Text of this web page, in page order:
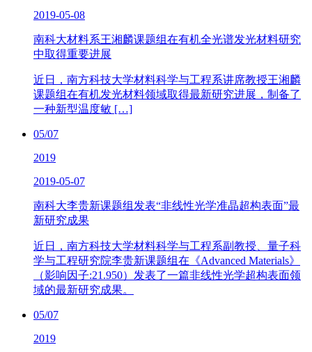
2019-05-08
南科大材料系王湘麟课题组在有机全光谱发光材料研究
中取得重要进展
近日，南方科技大学材料科学与工程系讲席教授王湘麟
课题组在有机发光材料领域取得最新研究进展，制备了
一种新型温度敏 […]
05/07
2019
2019-05-07
南科大李贵新课题组发表“非线性光学准晶超构表面”最
新研究成果
近日，南方科技大学材料科学与工程系副教授、量子科
学与工程研究院李贵新课题组在《Advanced Materials》
（影响因子:21.950）发表了一篇非线性光学超构表面领
域的最新研究成果。
05/07
2019